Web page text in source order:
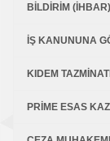
BİLDİRİM
İŞ KANUNUNA
KIDEM
PRİME ESAS